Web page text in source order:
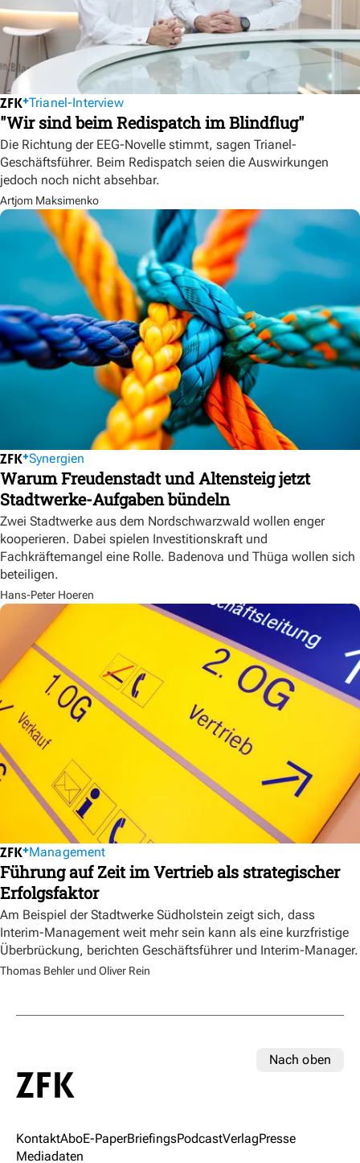
Trianel-Interview
"Wir sind beim Redispatch im Blindflug"
Die Richtung der EEG-Novelle stimmt, sagen Trianel-
Geschäftsführer. Beim Redispatch seien die Auswirkungen
jedoch noch nicht absehbar.
Artjom Maksimenko
Synergien
Warum Freudenstadt und Altensteig jetzt
Stadtwerke-Aufgaben bündeln
Zwei Stadtwerke aus dem Nordschwarzwald wollen enger
kooperieren. Dabei spielen Investitionskraft und
Fachkräftemangel eine Rolle. Badenova und Thüga wollen sich
beteiligen.
Hans-Peter Hoeren
Management
Führung auf Zeit im Vertrieb als strategischer
Erfolgsfaktor
Am Beispiel der Stadtwerke Südholstein zeigt sich, dass
Interim-Management weit mehr sein kann als eine kurzfristige
Überbrückung, berichten Geschäftsführer und Interim-Manager.
Thomas Behler und Oliver Rein
Nach oben
KontaktAboE-PaperBriefingsPodcastVerlagPresse
Mediadaten